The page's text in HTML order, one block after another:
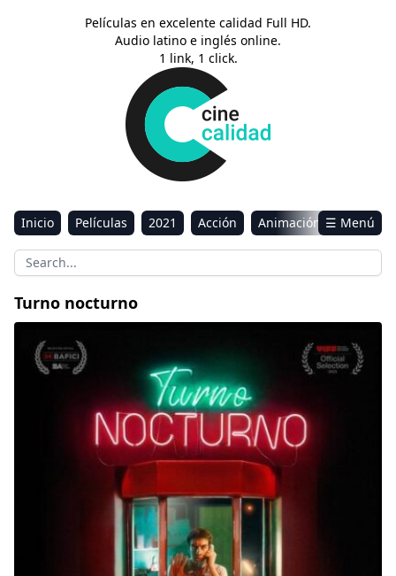
Películas en excelente calidad Full HD.
Audio latino e inglés online.
1 link, 1 click.
Inicio Películas 2021 Acción
Animación
Aventura
Ciencia ficción Comedia
Drama
Sci-Fi & Fantasy
☰ Menú
Turno nocturno